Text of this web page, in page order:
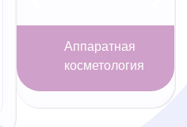
Аппаратная
косметология